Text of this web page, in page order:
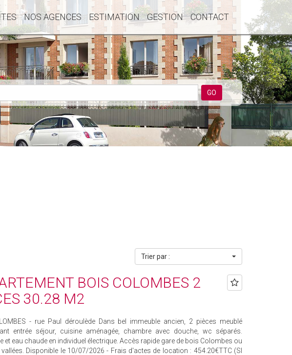
NOS AGENCES ESTIMATION GESTION CONTACT
GO
Trier par :
BOIS COLOMBES 2
30.28 M2
- rue Paul déroulède Dans bel immeuble ancien, 2 pièces meublé
entrée séjour, cuisine aménagée, chambre avec douche, wc séparés.
et eau chaude en individuel électrique. Accès rapide gare de bois Colombes ou
vallées. Disponible le 10/07/2026 - Frais d'actes de location : 454.20€TTC (SI